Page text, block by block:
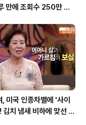
만에 조회수 250만 돌
미국 인종차별에 '사이
김치 냄새 비하에 맞선 통